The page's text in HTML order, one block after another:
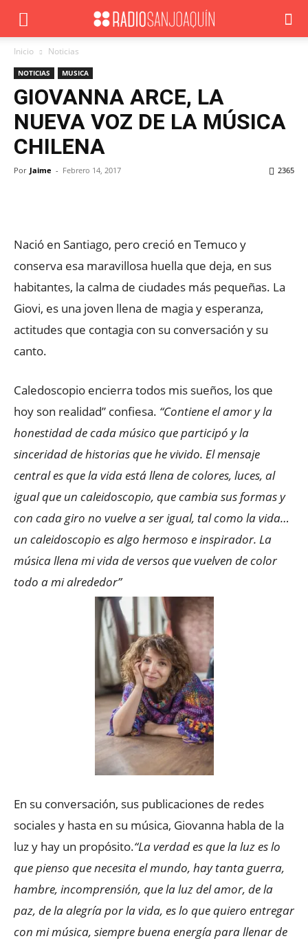
Inicio Noticias
NOTICIAS MUSICA
GIOVANNA ARCE, LA
NUEVA VOZ DE LA MÚSICA
CHILENA
Por Jaime - Febrero 14, 2017 2365
Nació en Santiago, pero creció en Temuco y
conserva esa maravillosa huella que deja, en sus
habitantes, la calma de ciudades más pequeñas. La
Giovi, es una joven llena de magia y esperanza,
actitudes que contagia con su conversación y su
canto.
Caledoscopio encierra todos mis sueños, los que
hoy son realidad” confiesa. “Contiene el amor y la
honestidad de cada músico que participó y la
sinceridad de historias que he vivido. El mensaje
central es que la vida está llena de colores, luces, al
igual que un caleidoscopio, que cambia sus formas y
con cada giro no vuelve a ser igual, tal como la vida…
un caleidoscopio es algo hermoso e inspirador. La
música llena mi vida de versos que vuelven de color
todo a mi alrededor”
En su conversación, sus publicaciones de redes
sociales y hasta en su música, Giovanna habla de la
luz y hay un propósito.“La verdad es que la luz es lo
que pienso que necesita el mundo, hay tanta guerra,
hambre, incomprensión, que la luz del amor, de la
paz, de la alegría por la vida, es lo que quiero entregar
con mi música, siempre buena energía para llenar de